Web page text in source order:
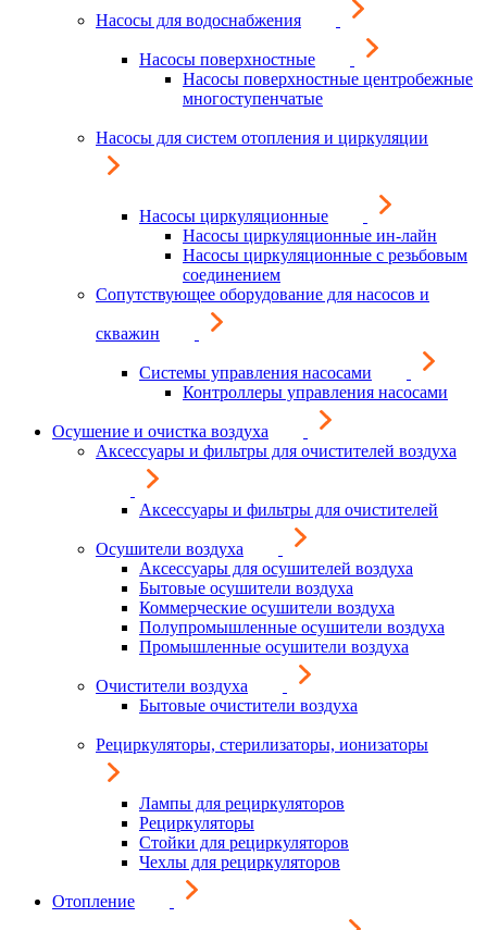
Насосы для водоснабжения
Насосы поверхностные
Насосы поверхностные центробежные
многоступенчатые
Насосы для систем отопления и циркуляции
Насосы циркуляционные
Насосы циркуляционные ин-лайн
Насосы циркуляционные с резьбовым
соединением
Сопутствующее оборудование для насосов и
скважин
Системы управления насосами
Контроллеры управления насосами
Осушение и очистка воздуха
Аксессуары и фильтры для очистителей воздуха
Аксессуары и фильтры для очистителей
Осушители воздуха
Аксессуары для осушителей воздуха
Бытовые осушители воздуха
Коммерческие осушители воздуха
Полупромышленные осушители воздуха
Промышленные осушители воздуха
Очистители воздуха
Бытовые очистители воздуха
Рециркуляторы, стерилизаторы, ионизаторы
Лампы для рециркуляторов
Рециркуляторы
Стойки для рециркуляторов
Чехлы для рециркуляторов
Отопление